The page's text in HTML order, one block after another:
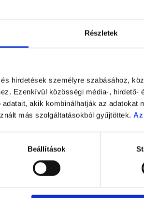
Részletek
hirdetések személyre szabásához,
Ezenkívül közösségi média-,
akik kombinálhatják az adatokat
más szolgáltatásokból gyűjtöttek.
Beállítások